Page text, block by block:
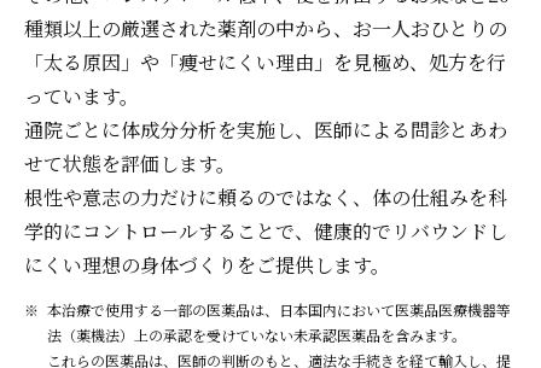
種類以上の厳選された薬剤の中から、お一人おひとりの
「太る原因」や「痩せにくい理由」を見極め、処方を行
っています。
通院ごとに体成分分析を実施し、医師による問診とあわ
せて状態を評価します。
根性や意志の力だけに頼るのではなく、体の仕組みを科
学的にコントロールすることで、健康的でリバウンドし
にくい理想の身体づくりをご提供します。
本治療で使用する一部の医薬品は、日本国内において医薬品医療機器等
法（薬機法）上の承認を受けていない未承認医薬品を含みます。
これらの医薬品は、医師の判断のもと、適法な手続きを経て輸入し、提